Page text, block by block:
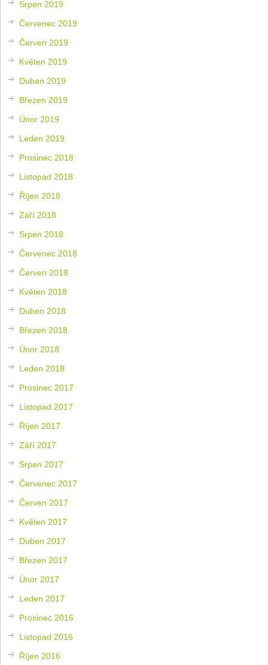
Srpen 2019
Červenec 2019
Červen 2019
Květen 2019
Duben 2019
Březen 2019
Únor 2019
Leden 2019
Prosinec 2018
Listopad 2018
Říjen 2018
Září 2018
Srpen 2018
Červenec 2018
Červen 2018
Květen 2018
Duben 2018
Březen 2018
Únor 2018
Leden 2018
Prosinec 2017
Listopad 2017
Říjen 2017
Září 2017
Srpen 2017
Červenec 2017
Červen 2017
Květen 2017
Duben 2017
Březen 2017
Únor 2017
Leden 2017
Prosinec 2016
Listopad 2016
Říjen 2016